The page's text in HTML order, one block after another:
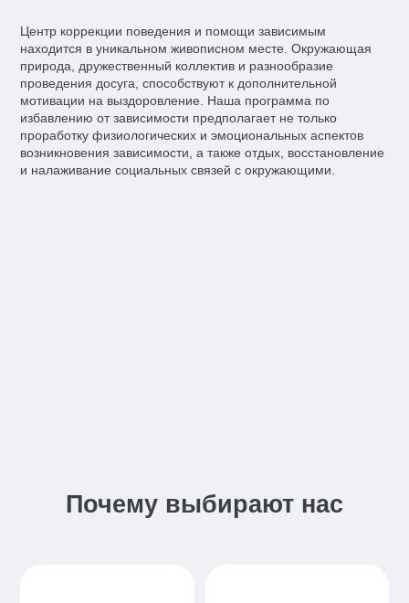
Центр коррекции поведения и помощи зависимым
находится в уникальном живописном месте. Окружающая
природа, дружественный коллектив и разнообразие
проведения досуга, способствуют к дополнительной
мотивации на выздоровление. Наша программа по
избавлению от зависимости предполагает не только
проработку физиологических и эмоциональных аспектов
возникновения зависимости, а также отдых, восстановление
и налаживание социальных связей с окружающими.
Почему выбирают нас